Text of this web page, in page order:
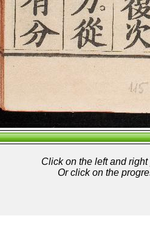
Click on the left and
Or click on the